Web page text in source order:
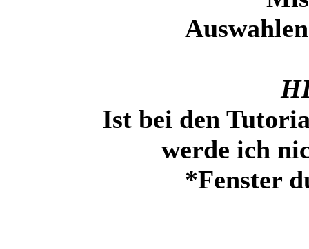
Ist bei den
werde ich
*Fenster